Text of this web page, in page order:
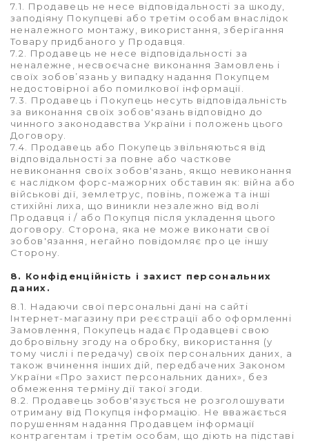
7.1. Продавець не несе відповідальності за шкоду,
заподіяну Покупцеві або третім особам внаслідок
неналежного монтажу, використання, зберігання
Товару придбаного у Продавця.
7.2. Продавець не несе відповідальності за
неналежне, несвоєчасне виконання Замовлень і
своїх зобов’язань у випадку надання Покупцем
недостовірної або помилкової інформації.
7.3. Продавець і Покупець несуть відповідальність
за виконання своїх зобов'язань відповідно до
чинного законодавства України і положень цього
Договору.
7.4. Продавець або Покупець звільняються від
відповідальності за повне або часткове
невиконання своїх зобов'язань, якщо невиконання
є наслідком форс-мажорних обставин як: війна або
військові дії, землетрус, повінь, пожежа та інші
стихійні лиха, що виникли незалежно від волі
Продавця і / або Покупця після укладення цього
договору. Сторона, яка не може виконати свої
зобов'язання, негайно повідомляє про це іншу
Сторону.
8. Конфіденційність і захист персональних
даних.
8.1. Надаючи свої персональні дані на сайті
Інтернет-магазину при реєстрації або оформленні
Замовлення, Покупець надає Продавцеві свою
добровільну згоду на обробку, використання (у
тому числі і передачу) своїх персональних даних, а
також вчинення інших дій, передбачених Законом
України «Про захист персональних даних», без
обмеження терміну дії такої згоди.
8.2. Продавець зобов'язується не розголошувати
отриману від Покупця інформацію. Не вважається
порушенням надання Продавцем інформації
контрагентам і третім особам, що діють на підставі